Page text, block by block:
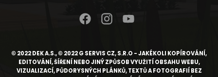
© 2022 DEK A.S., © 2022 G SERVIS CZ, S.R.O - JAKÉKOLI KOPÍROVÁNÍ,
EDITOVÁNÍ, ŠÍŘENÍ NEBO JINÝ ZPŮSOB VYUŽITÍ OBSAHU WEBU,
VIZUALIZACÍ, PŮDORYSNÝCH PLÁNKŮ, TEXTŮ A FOTOGRAFIÍ BEZ